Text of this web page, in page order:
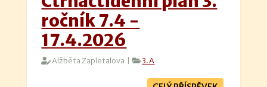
ročník 7.4 -
17.4.2026
Alžběta Zapletalova | 3.A